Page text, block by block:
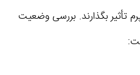
تأثیر بگذارند. بررسی وضعیت